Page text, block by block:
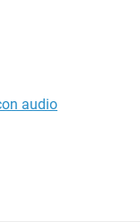
audio